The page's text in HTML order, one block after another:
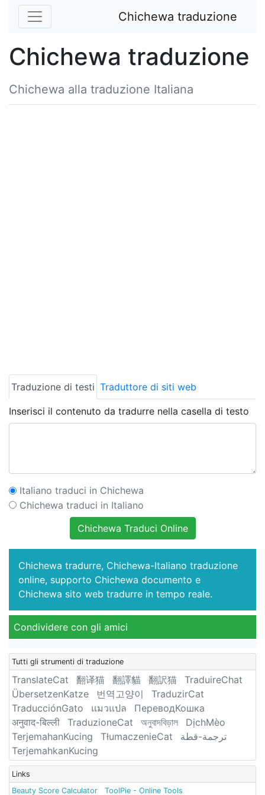
Chichewa traduzione
Chichewa traduzione
Chichewa alla traduzione Italiana
Traduzione di testi Traduttore di siti web
Inserisci il contenuto da tradurre nella casella di testo
Italiano traduci in Chichewa
Chichewa traduci in Italiano
Chichewa Traduci Online
Chichewa tradurre, Chichewa-Italiano traduzione
online, supporto Chichewa documento e
Chichewa sito web tradurre in tempo reale.
Condividere con gli amici
Tutti gli strumenti di traduzione
TranslateCat 翻译猫 翻譯貓 翻訳猫
TraduireChat
ÜbersetzenKatze
번역고양이
TraduzirCat
TraducciónGato
แมวแปล
ПереводКошка
अनुवाद-बिल्ली
TraduzioneCat অনুবাদবিড়াল
DịchMèo
TerjemahanKucing
TłumaczenieCat
ترجمة-قطة
TerjemahkanKucing
Links
Beauty Score Calculator
ToolPie - Online Tools